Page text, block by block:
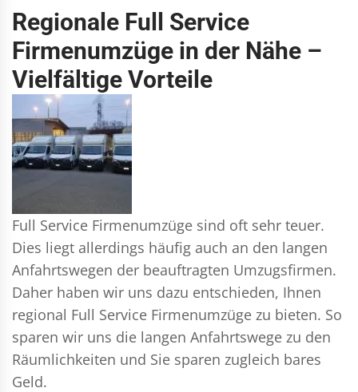
Regionale Full Service
Firmenumzüge in der Nähe –
Vielfältige Vorteile
Full Service Firmenumzüge sind oft sehr teuer.
Dies liegt allerdings häufig auch an den langen
Anfahrtswegen der beauftragten Umzugsfirmen.
Daher haben wir uns dazu entschieden, Ihnen
regional Full Service Firmenumzüge zu bieten. So
sparen wir uns die langen Anfahrtswege zu den
Räumlichkeiten und Sie sparen zugleich bares
Geld.